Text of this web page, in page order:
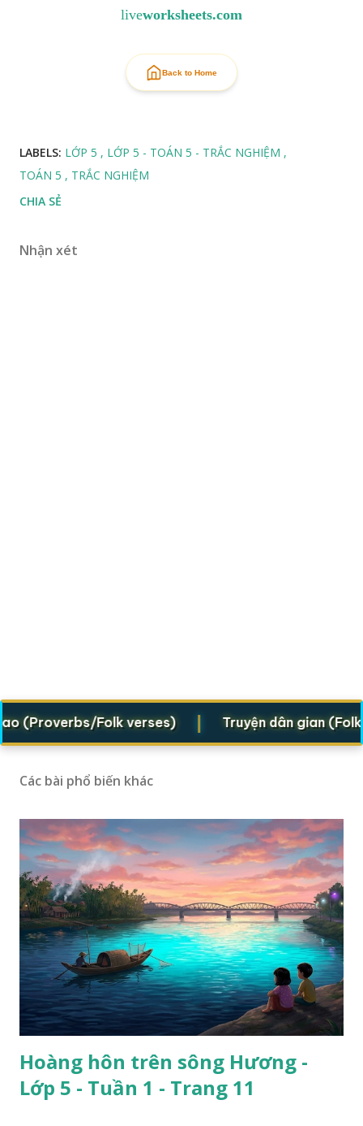
liveworksheets.com
Back to Home
LABELS: LỚP 5
LỚP 5 - TOÁN 5 - TRẮC NGHIỆM
TOÁN 5
TRẮC NGHIỆM
CHIA SẺ
Nhận xét
Folk verses) | Truyện dân gian
Các bài phổ biến khác
Hoàng hôn trên sông Hương -
Lớp 5 - Tuần 1 - Trang 11